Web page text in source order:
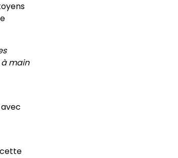
main